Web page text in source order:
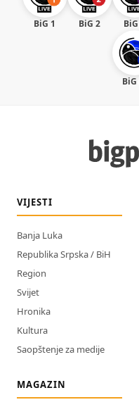
BiG 1 BiG 2
BiG
VIJESTI
Banja Luka
Republika Srpska / BiH
Region
Svijet
Hronika
Kultura
Saopštenje za medije
MAGAZIN